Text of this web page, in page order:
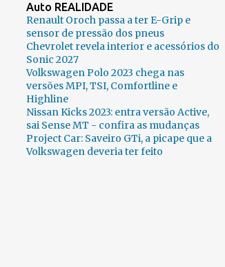
Auto REALIDADE
Renault Oroch passa a ter E-Grip e
sensor de pressão dos pneus
Chevrolet revela interior e acessórios do
Sonic 2027
Volkswagen Polo 2023 chega nas
versões MPI, TSI, Comfortline e
Highline
Nissan Kicks 2023: entra versão Active,
sai Sense MT - confira as mudanças
Project Car: Saveiro GTi, a picape que a
Volkswagen deveria ter feito